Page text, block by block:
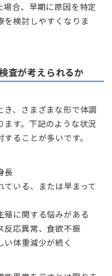
合、早期に原因を特定
を検討しやすくなりま
査が考えられるか
、さまざまな形で体調
す。下記のような状況
ることが多いです。
長
ている、または早まって
殖に関する悩みがある
反応異常、食欲不振
い体重減少が続く